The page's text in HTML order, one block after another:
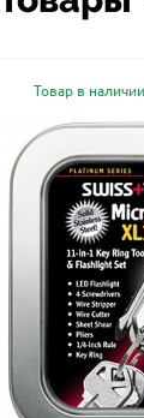
Товар в наличии